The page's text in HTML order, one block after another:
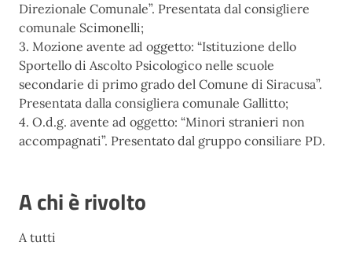
Direzionale Comunale”. Presentata dal consigliere
comunale Scimonelli;
3. Mozione avente ad oggetto: “Istituzione dello
Sportello di Ascolto Psicologico nelle scuole
secondarie di primo grado del Comune di Siracusa”.
Presentata dalla consigliera comunale Gallitto;
4. O.d.g. avente ad oggetto: “Minori stranieri non
accompagnati”. Presentato dal gruppo consiliare PD.
A chi è rivolto
A tutti